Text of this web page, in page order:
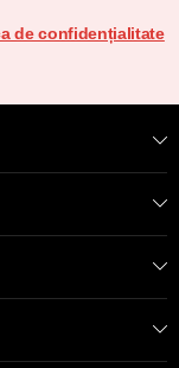
de confidențialitate